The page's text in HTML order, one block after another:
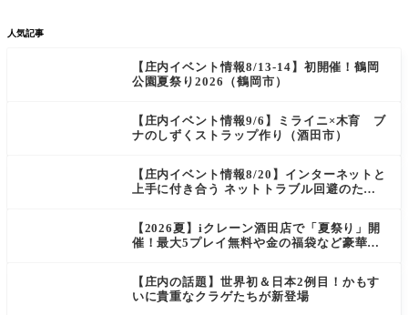
人気記事
【庄内イベント情報8/13-14】初開催！鶴岡
公園夏祭り2026（鶴岡市）
【庄内イベント情報9/6】ミライニ×木育 ブ
ナのしずくストラップ作り（酒田市）
【庄内イベント情報8/20】インターネットと
上手に付き合う ネットトラブル回避のため
【2026夏】iクレーン酒田店で「夏祭り」開
催！最大5プレイ無料や金の福袋など豪華企
【庄内の話題】世界初＆日本2例目！かもす
いに貴重なクラゲたちが新登場